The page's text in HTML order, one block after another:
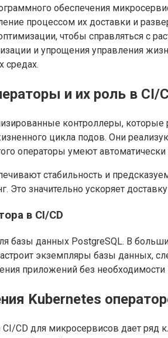
обеспечения
процессом их доставки и
чтобы справляться с
и упрощения управления
средах.
и их роль в CI/
контроллеры,
цикла подов. Они
операторы умеют
стабильность и
Это значительно ускоряет
в CI/CD
базы данных PostgreSQL. В
экземпляры базы данных,
приложений без
Kubernetes
CD для микросервисов дает